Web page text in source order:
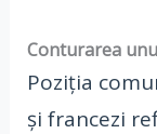
Conturarea
Poziția
și francezi